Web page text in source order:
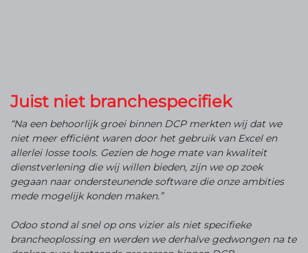
Juist niet branchespecifiek
“Na een behoorlijk groei binnen DCP merkten wij dat we
niet meer efficiënt waren door het gebruik van Excel en
allerlei losse tools. Gezien de hoge mate van kwaliteit
dienstverlening die wij willen bieden, zijn we op zoek
gegaan naar ondersteunende software die onze ambities
mede mogelijk konden maken.”
Odoo stond al snel op ons vizier als niet specifieke
brancheoplossing en werden we derhalve gedwongen na te